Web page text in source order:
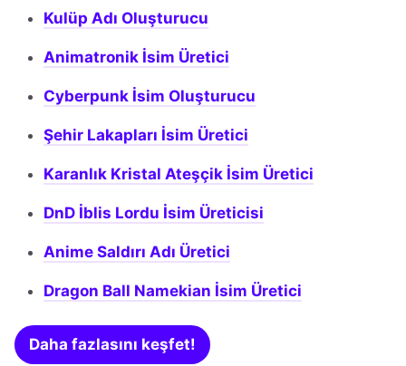
Kulüp Adı Oluşturucu
Animatronik İsim Üretici
Cyberpunk İsim Oluşturucu
Şehir Lakapları İsim Üretici
Karanlık Kristal Ateşçik İsim Üretici
DnD İblis Lordu İsim Üreticisi
Anime Saldırı Adı Üretici
Dragon Ball Namekian İsim Üretici
Daha fazlasını keşfet!